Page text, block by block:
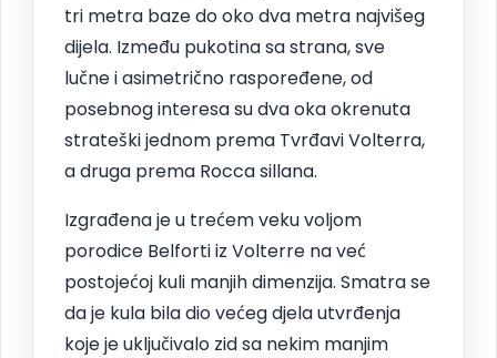
tri metra baze do oko dva metra najvišeg
dijela. Između pukotina sa strana, sve
lučne i asimetrično raspoređene, od
posebnog interesa su dva oka okrenuta
strateški jednom prema Tvrđavi Volterra,
a druga prema Rocca sillana.
Izgrađena je u trećem veku voljom
porodice Belforti iz Volterre na već
postojećoj kuli manjih dimenzija. Smatra se
da je kula bila dio većeg djela utvrđenja
koje je uključivalo zid sa nekim manjim